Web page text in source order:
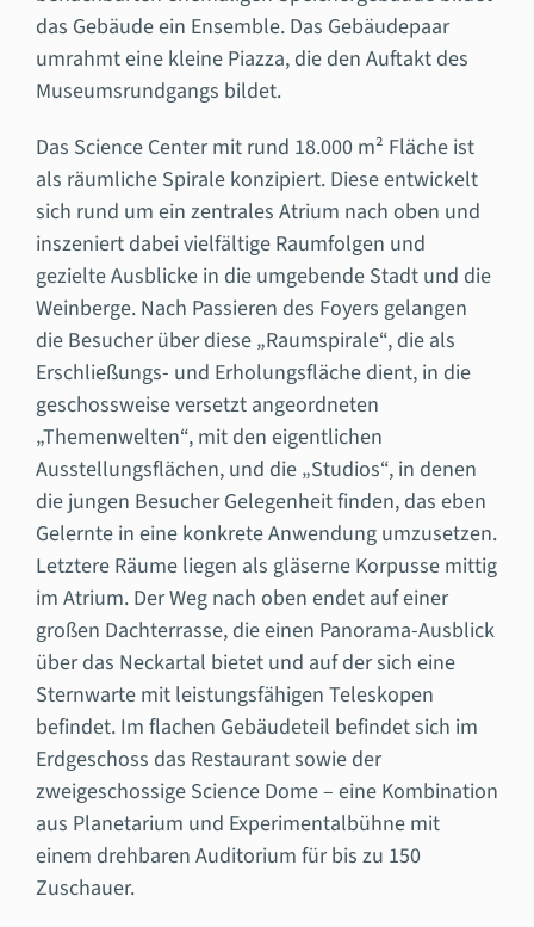
das Gebäude ein Ensemble. Das Gebäudepaar
umrahmt eine kleine Piazza, die den Auftakt des
Museumsrundgangs bildet.
Das Science Center mit rund 18.000 m² Fläche ist
als räumliche Spirale konzipiert. Diese entwickelt
sich rund um ein zentrales Atrium nach oben und
inszeniert dabei vielfältige Raumfolgen und
gezielte Ausblicke in die umgebende Stadt und die
Weinberge. Nach Passieren des Foyers gelangen
die Besucher über diese „Raumspirale“, die als
Erschließungs- und Erholungsfläche dient, in die
geschossweise versetzt angeordneten
„Themenwelten“, mit den eigentlichen
Ausstellungsflächen, und die „Studios“, in denen
die jungen Besucher Gelegenheit finden, das eben
Gelernte in eine konkrete Anwendung umzusetzen.
Letztere Räume liegen als gläserne Korpusse mittig
im Atrium. Der Weg nach oben endet auf einer
großen Dachterrasse, die einen Panorama-Ausblick
über das Neckartal bietet und auf der sich eine
Sternwarte mit leistungsfähigen Teleskopen
befindet. Im flachen Gebäudeteil befindet sich im
Erdgeschoss das Restaurant sowie der
zweigeschossige Science Dome – eine Kombination
aus Planetarium und Experimentalbühne mit
einem drehbaren Auditorium für bis zu 150
Zuschauer.